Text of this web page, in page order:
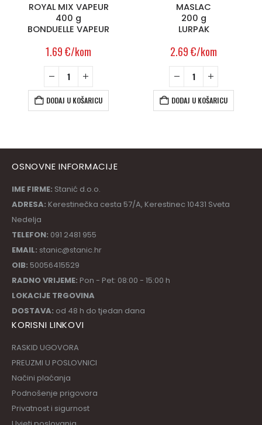
ROYAL MIX VAPEUR
400 g
BONDUELLE VAPEUR
1.69€/kom
DODAJ U KOŠARICU
MASLAC
200 g
LURPAK
2.69€/kom
DODAJ U KOŠARICU
OSNOVNE INFORMACIJE
IME FIRME: Stanić d.o.o.
ADRESA: Kerestinečka cesta 57/A, Kerestinec 10431 Sveta
Nedelja
TELEFON: 091 2481 955
EMAIL: stanic@stanic.hr
OIB: 50056415529
RADNO VRIJEME: Pon - Pet: 08:00 - 15:00 h
LOKACIJE TRGOVINA
DOSTAVA: od 48 h do tjedan dana
KORISNI LINKOVI
RASKID UGOVORA
PREUZMI U POSLOVNICI
Načini plaćanja
Podnošenje prigovora
Privatnost i sigurnost